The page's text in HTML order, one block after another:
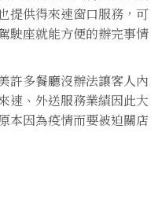
提供得來速窗口服務，可
駛座就能方便的辦完事情
許多餐廳沒辦法讓客人內
速、外送服務業績因此大
本因為疫情而要被迫關店